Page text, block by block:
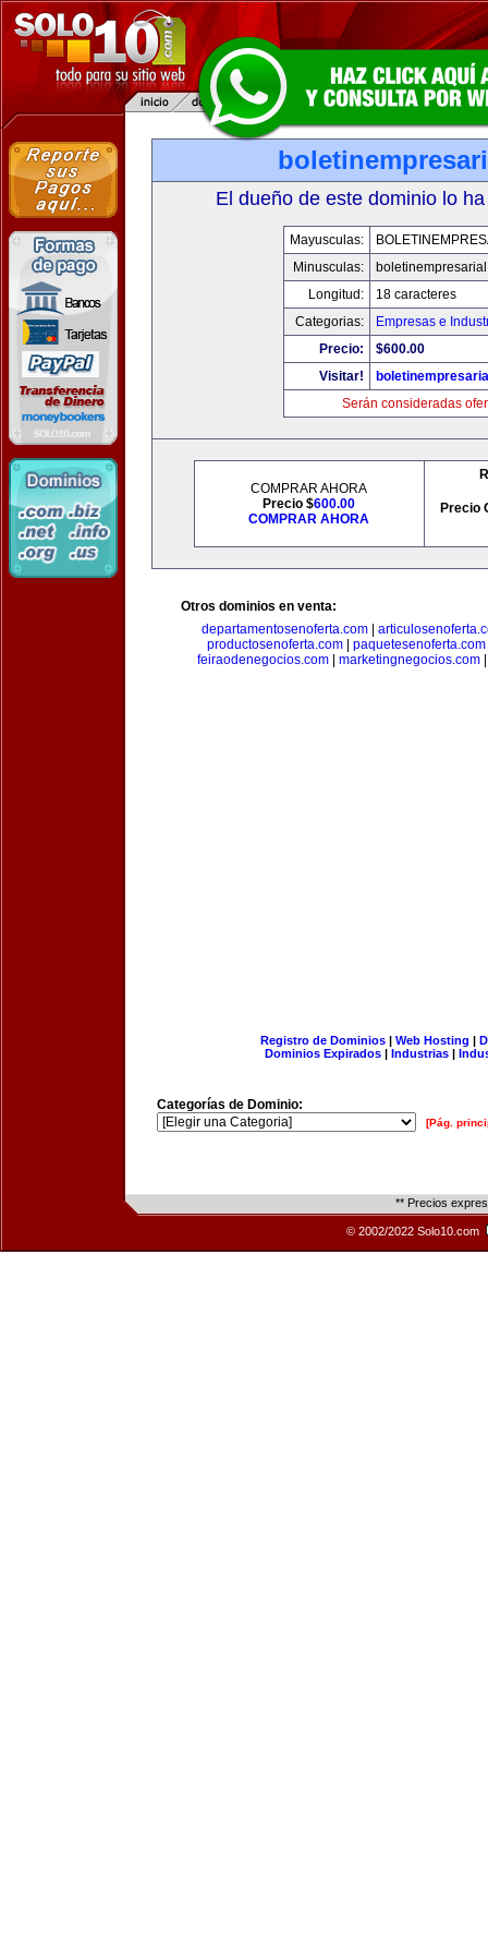
El dueño de este dominio lo
Mayusculas:
Minusculas:
Longitud:
18 caracteres
Categorias:
Empresas e
Precio:
$600.00
Visitar!
Serán consideradas
COMPRAR AHORA
Precio $600.00
COMPRAR AHORA
Precio
Otros dominios en venta:
departamentosenoferta.com
productosenoferta.com| paquetesenoferta.com
feiraodenegocios.com
marketingnegocios.com
Registro de Dominios| Web Hosting |
Dominios Expirados | Industrias |
Categorías de Dominio:
[Pág.
** Precios
© 2002/2022 Solo10.com